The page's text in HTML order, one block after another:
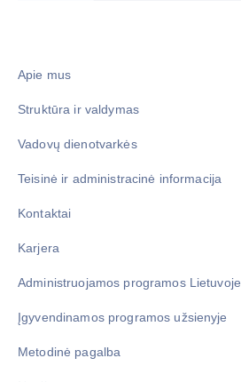
Apie mus
Struktūra ir valdymas
Vadovų dienotvarkės
Teisinė ir administracinė informacija
Kontaktai
Karjera
Administruojamos programos Lietuvoje
Įgyvendinamos programos užsienyje
Metodinė pagalba